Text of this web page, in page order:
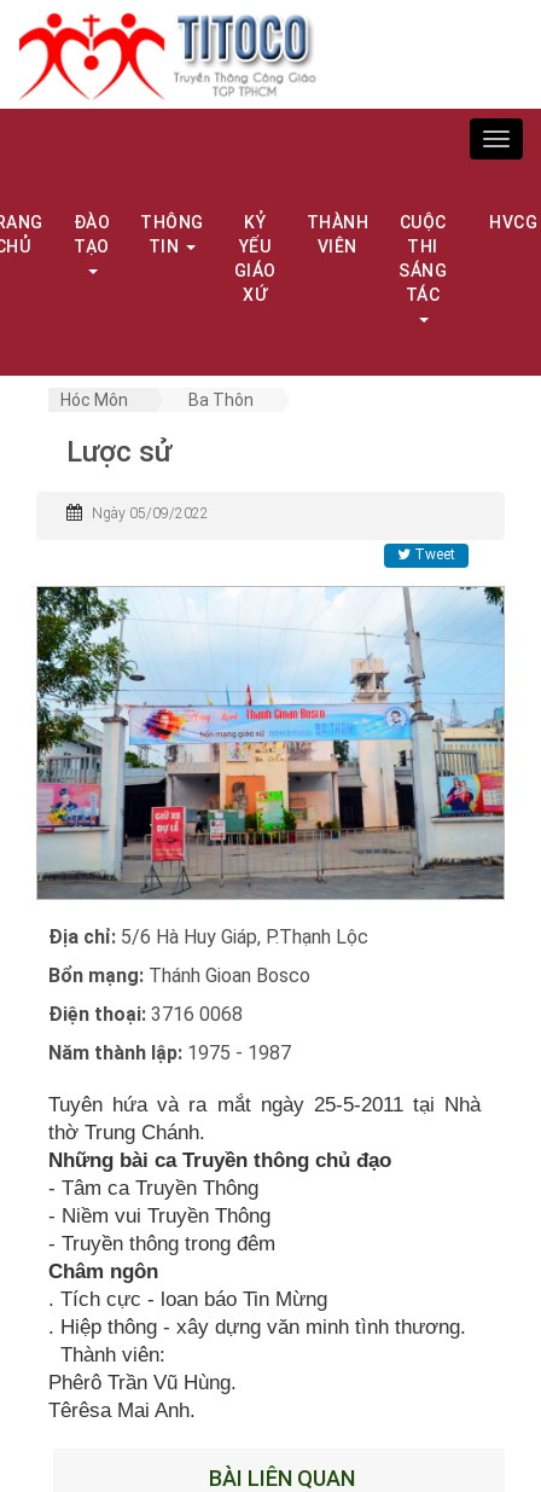
ĐÀO
TẠO
THÔNG
TIN
KỶ
YẾU
GIÁO
XỨ
THÀNH
VIÊN
CUỘC
THI
SÁNG
TÁC
HVCG
Hóc Môn Ba Thôn
Lược sử
Ngày 05/09/2022
Tweet
Địa chỉ: 5/6 Hà Huy Giáp, P.Thạnh Lộc
Bổn mạng: Thánh Gioan Bosco
Điện thoại: 3716 0068
Năm thành lập: 1975 - 1987
Tuyên hứa và ra mắt ngày 25-5-2011 tại Nhà
thờ Trung Chánh.
Những bài ca Truyền thông chủ đạo
- Tâm ca Truyền Thông
- Niềm vui Truyền Thông
- Truyền thông trong đêm
Châm ngôn
. Tích cực - loan báo Tin Mừng
. Hiệp thông - xây dựng văn minh tình thương.
Thành viên:
Phêrô Trần Vũ Hùng.
Têrêsa Mai Anh.
BÀI LIÊN QUAN